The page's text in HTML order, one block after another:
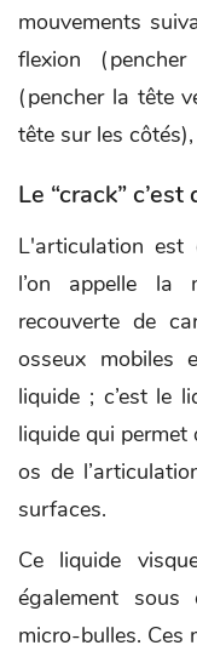
mouvements
flexion
(pencher la tête
tête sur les
Le “crack” c’est
L'articulation est
l’on appelle la
recouverte de
osseux mobiles
liquide ; c’est le
liquide qui
os de
surfaces.
Ce liquide
également
micro-bulles. Ces